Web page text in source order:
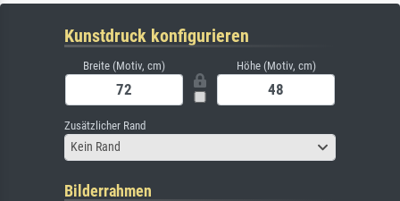
Kunstdruck konfigurieren
Breite (Motiv, cm) Höhe (Motiv, cm)
Zusätzlicher Rand
Kein Rand
Bilderrahmen